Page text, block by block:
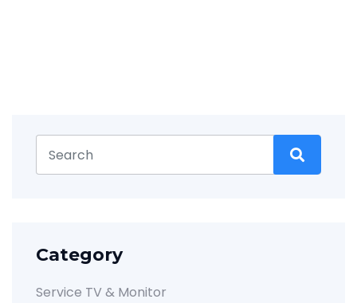
Category
Service TV & Monitor